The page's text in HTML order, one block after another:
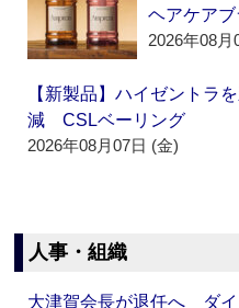
ヘアケア
2026年08月
【新製品】ハイゼントラ
減 CSLベーリング
2026年08月07日 (金)
人事・組織
大津賀会長が退任へ ダイ